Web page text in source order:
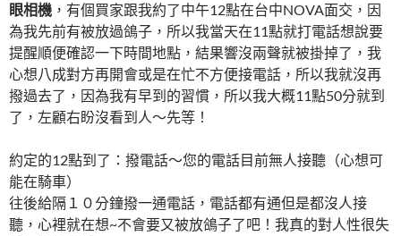
眼相機 ，有個買家跟我約了中午12點在台中NOVA面交，因
為我先前有被放過鴿子，所以我當天在11點就打電話想說要
提醒順便確認一下時間地點，結果響沒兩聲就被掛掉了，我
心想八成對方再開會或是在忙不方便接電話，所以我就沒再
撥過去了，因為我有早到的習慣，所以我大概11點50分就到
了，左顧右盼沒看到人～先等！
約定的12點到了：撥電話～您的電話目前無人接聽（心想可
能在騎車）
往後給隔１０分鐘撥一通電話，電話都有通但是都沒人接
聽，心裡就在想~不會要又被放鴿子了吧！我真的對人性很失